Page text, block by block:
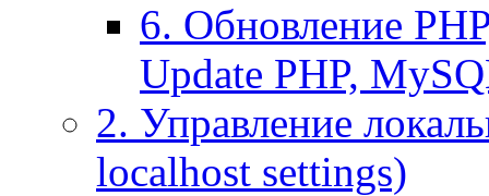
6. Обновление
Update PHP,
2. Управление
localhost settings)